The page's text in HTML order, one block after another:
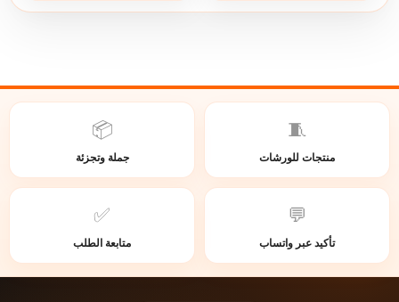
🧵
منتجات للورشات
📦
جملة وتجزئة
💬
تأكيد عبر واتساب
✅
متابعة الطلب